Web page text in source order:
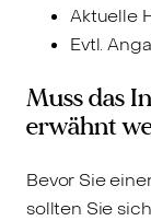
Aktuelle
Evtl.
Muss das
erwähnt
Bevor Sie
sollten Sie